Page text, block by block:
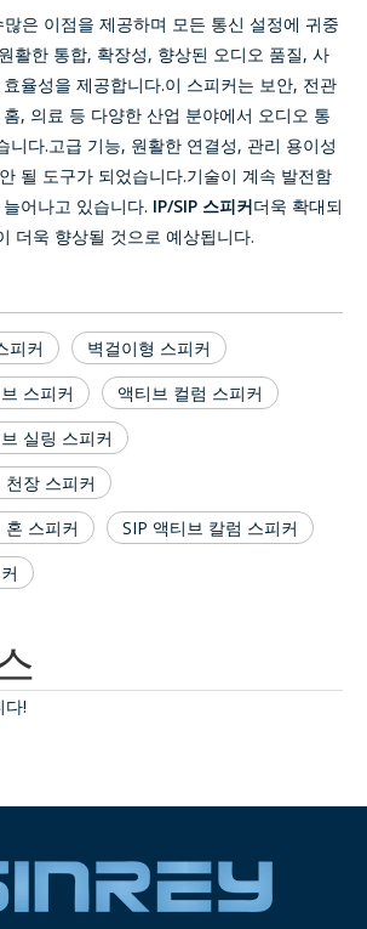
많은 이점을 제공하며 모든 통신 설정에 귀중
활한 통합, 확장성, 향상된 오디오 품질, 사
율성을 제공합니다.이 스피커는 보안, 전관
, 의료 등 다양한 산업 분야에서 오디오 통
니다.고급 기능, 원활한 연결성, 관리 용이성
될 도구가 되었습니다.기술이 계속 발전함
어나고 있습니다. IP/SIP 스피커더욱 확대되
더욱 향상될 것으로 예상됩니다.
피커
벽걸이형 스피커
스피커
액티브 컬럼 스피커
실링 스피커
장 스피커
스피커
SIP 액티브 칼럼 스피커
다!